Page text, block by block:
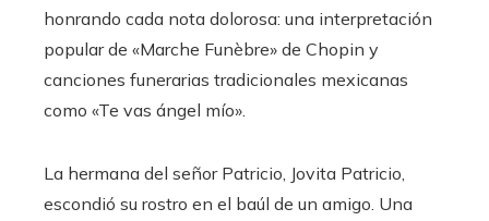
honrando cada nota dolorosa: una interpretación
popular de «Marche Funèbre» de Chopin y
canciones funerarias tradicionales mexicanas
como «Te vas ángel mío».
La hermana del señor Patricio, Jovita Patricio,
escondió su rostro en el baúl de un amigo. Una